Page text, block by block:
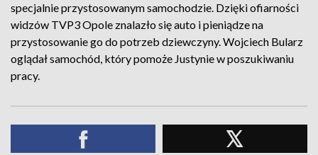
specjalnie przystosowanym samochodzie. Dzięki ofiarności
widzów TVP3 Opole znalazło się auto i pieniądze na
przystosowanie go do potrzeb dziewczyny. Wojciech Bularz
oglądał samochód, który pomoże Justynie w poszukiwaniu
pracy.